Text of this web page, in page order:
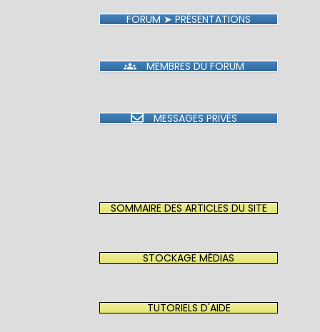
FORUM ➤ PRÉSENTATIONS
MEMBRES DU FORUM
MESSAGES PRIVÉS
SOMMAIRE DES ARTICLES DU SITE
STOCKAGE MÉDIAS
TUTORIELS D'AIDE